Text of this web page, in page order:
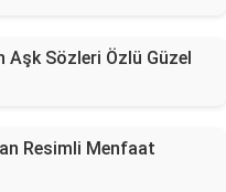
Sözleri Özlü Güzel
Resimli Menfaat